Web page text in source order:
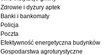
Zdrowie i dyżury aptek
Banki i bankomaty
Policja
Poczta
Efektywność energetyczna budynków
Gospodarstwa agroturystyczne